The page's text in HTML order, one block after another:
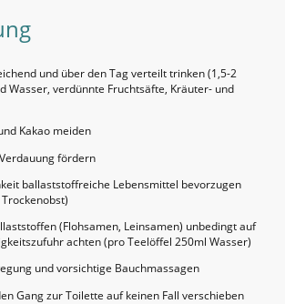
und über den Tag verteilt trinken (1,5-2
Wasser, verdünnte Fruchtsäfte, Kräuter- und
Kakao meiden
fördern
ballaststoffreiche Lebensmittel bevorzugen
(Flohsamen, Leinsamen) unbedingt auf
achten (pro Teelöffel 250ml Wasser)
und vorsichtige Bauchmassagen
Gang zur Toilette auf keinen Fall verschieben